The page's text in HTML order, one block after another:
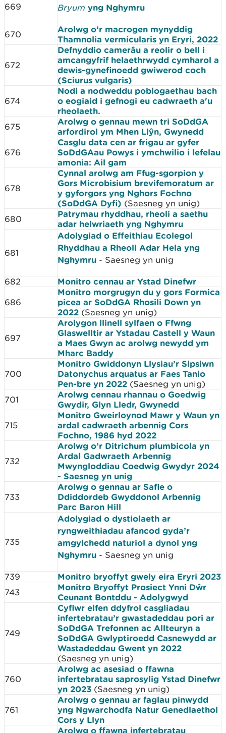
669 Bryum yng Nghymru
670
Arolwg o’r macrogen mynyddig
Thamnolia vermicularis yn Eryri, 2022
672
Defnyddio camerâu a reolir o bell i
amcangyfrif helaethrwydd cymharol a
dewis-gynefinoedd gwiwerod coch
(Sciurus vulgaris)
674
Nodi a nodweddu poblogaethau bach
o eogiaid i gefnogi eu cadwraeth a'u
rheolaeth.
675
Arolwg o gennau mewn tri SoDdGA
arfordirol ym Mhen Llŷn, Gwynedd
676
Casglu data cen ar frigau ar gyfer
SoDdGAau Powys i ymchwilio i lefelau
amonia: Ail gam
678
Cynnal arolwg am Ffug-sgorpion y
Gors Microbisium brevifemoratum ar
y gyforgors yng Nghors Fochno
(SoDdGA Dyfi) (Saesneg yn unig)
680
Patrymau rhyddhau, rheoli a saethu
adar helwriaeth yng Nghymru
681
Adolygiad o Effeithiau Ecolegol
Rhyddhau a Rheoli Adar Hela yng
Nghymru - Saesneg yn unig
682 Monitro cennau ar Ystad Dinefwr
686
Monitro morgrugyn du y gors Formica
picea ar SoDdGA Rhosili Down yn
2022 (Saesneg yn unig)
697
Arolygon llinell sylfaen o Ffwng
Glaswelltir ar Ystadau Castell y Waun
a Maes Gwyn ac arolwg newydd ym
Mharc Baddy
700
Monitro Gwiddonyn Llysiau’r Sipsiwn
Datonychus arquatus ar Faes Tanio
Pen-bre yn 2022 (Saesneg yn unig)
701
Arolwg cennau rhannau o Goedwig
Gwydir, Glyn Lledr, Gwynedd
715
Monitro Gweirloynod Mawr y Waun yn
ardal cadwraeth arbennig Cors
Fochno, 1986 hyd 2022
732
Arolwg o’r Ditrichum plumbicola yn
Ardal Gadwraeth Arbennig
Mwyngloddiau Coedwig Gwydyr 2024
- Saesneg yn unig
733
Arolwg o gennau ar Safle o
Ddiddordeb Gwyddonol Arbennig
Parc Baron Hill
735
Adolygiad o dystiolaeth ar
ryngweithiadau afancod gyda’r
amgylchedd naturiol a dynol yng
Nghymru - Saesneg yn unig
739 Monitro bryoffyt gwely eira Eryri 2023
743
Monitro Bryoffyt Prosiect Ynni Dŵr
Ceunant Bontddu - Adolygwyd
749
Cyflwr elfen ddyfrol casgliadau
infertebratau’r gwastadeddau pori ar
SoDdGA Trefonnen ac Allteuryn a
SoDdGA Gwlyptiroedd Casnewydd ar
Wastadeddau Gwent yn 2022
(Saesneg yn unig)
760
Arolwg ac asesiad o ffawna
infertebratau saprosylig Ystad Dinefwr
yn 2023 (Saesneg yn unig)
761
Arolwg o gennau ar faglau pinwydd
yng Ngwarchodfa Natur Genedlaethol
Cors y Llyn
Arolwg o ffawna infertebratau